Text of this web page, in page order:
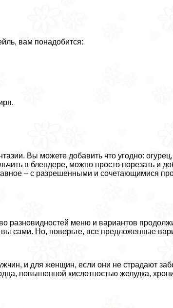
вам понадобится:
Вы можете добавить что угодно:
в блендере, можно просто порезать и
– с разрешенными и сочетающимися
разновидностей меню и вариантов
вы сами. Но, поверьте, все предложенные
и для женщин, если они не страдают
повышенной кислотностью желудка,